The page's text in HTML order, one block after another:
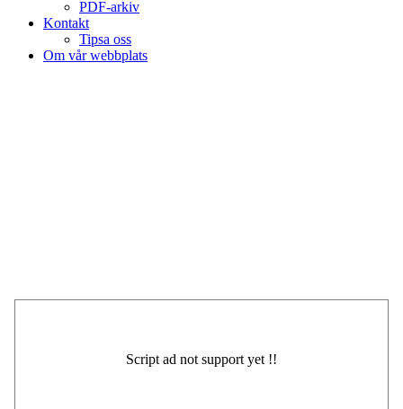
PDF-arkiv
Kontakt
Tipsa oss
Om vår webbplats